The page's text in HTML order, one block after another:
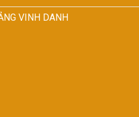
VINH DANH